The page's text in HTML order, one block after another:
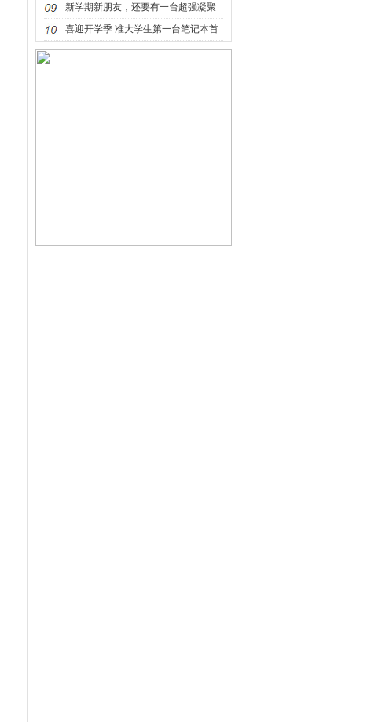
电竞显示器！
新学期新朋友，还要有一台超强凝聚
力的TUF小旋风！
喜迎开学季 准大学生第一台笔记本首
选华硕灵耀X 13